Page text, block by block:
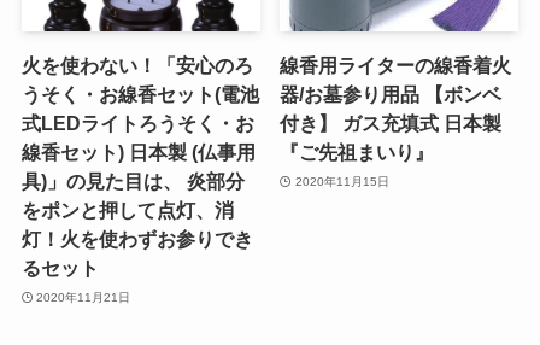
火を使わない！「安心のろ
うそく・お線香セット(電池
式LEDライトろうそく・お
線香セット) 日本製 (仏事用
具)」の見た目は、 炎部分
をポンと押して点灯、消
灯！火を使わずお参りでき
るセット
2020年11月21日
線香用ライターの線香着火
器/お墓参り用品 【ボンベ
付き】 ガス充填式 日本製
『ご先祖まいり』
2020年11月15日